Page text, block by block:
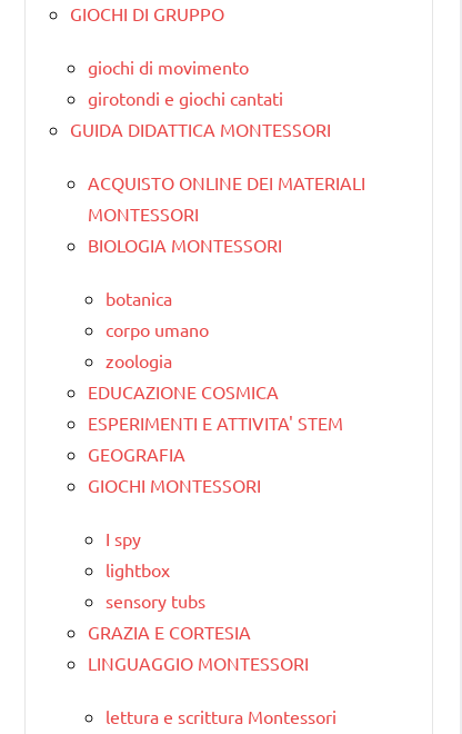
GIOCHI DI GRUPPO
giochi di movimento
girotondi e giochi cantati
GUIDA DIDATTICA MONTESSORI
ACQUISTO ONLINE DEI MATERIALI
MONTESSORI
BIOLOGIA MONTESSORI
botanica
corpo umano
zoologia
EDUCAZIONE COSMICA
ESPERIMENTI E ATTIVITA' STEM
GEOGRAFIA
GIOCHI MONTESSORI
I spy
lightbox
sensory tubs
GRAZIA E CORTESIA
LINGUAGGIO MONTESSORI
lettura e scrittura Montessori